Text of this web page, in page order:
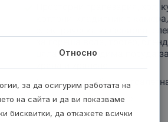
Просторни трапезария, хол,
котлони, хладилник с
електрическа кафеварка,
за гореща вода, тостер,
цялата необходима посуда
Баня с душ кабина и
Централно отопление
Wi-Fi
Относно
за да осигурим работата на
на сайта и да ви показваме
бисквитки, да откажете всички